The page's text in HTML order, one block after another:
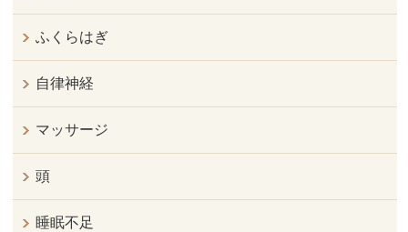
ふくらはぎ
自律神経
マッサージ
頭
睡眠不足